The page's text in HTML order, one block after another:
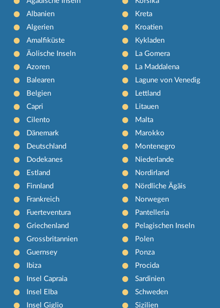
Albanien
Algerien
Amalfiküste
Äolische Inseln
Azoren
Balearen
Belgien
Capri
Cilento
Dänemark
Deutschland
Dodekanes
Estland
Finnland
Frankreich
Fuerteventura
Griechenland
Grossbritannien
Guernsey
Ibiza
Insel Capraia
Insel Elba
Insel Giglio
Kreta
Kroatien
Kykladen
La Gomera
La Maddalena
Lagune von Venedig
Lettland
Litauen
Malta
Marokko
Montenegro
Niederlande
Nordirland
Nördliche Ägäis
Norwegen
Pantelleria
Pelagischen Inseln
Polen
Ponza
Procida
Sardinien
Schweden
Sizilien